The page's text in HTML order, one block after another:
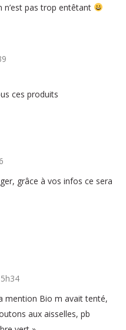
pas trop entêtant
ces produits
grâce à vos infos ce sera
mention Bio m avait tenté,
aux aisselles, pb